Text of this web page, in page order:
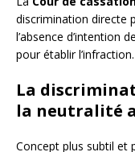
discrimination directe
l’absence d’intention
pour établir l’infraction.
La
la neutralité
Concept plus subtil et